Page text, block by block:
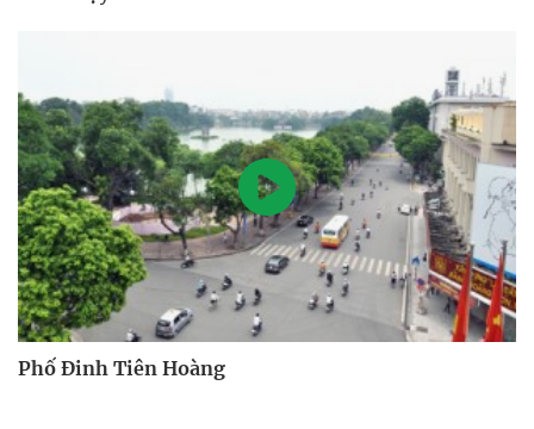
Phố Đinh Tiên Hoàng